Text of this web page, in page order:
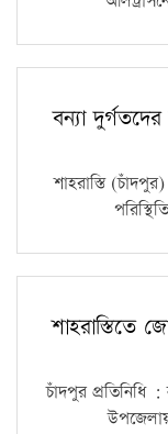
বন্যা
শাহরাস্তি
শাহরাস্তিতে
চাঁদপুর প্রতিনিধি :